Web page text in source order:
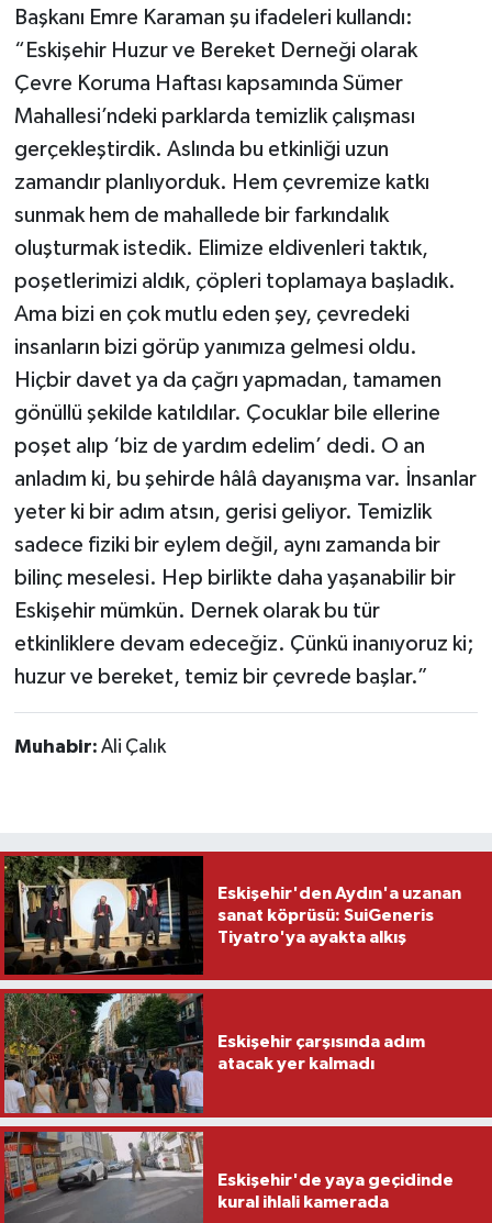
Başkanı Emre Karaman şu ifadeleri kullandı:
“Eskişehir Huzur ve Bereket Derneği olarak
Çevre Koruma Haftası kapsamında Sümer
Mahallesi’ndeki parklarda temizlik çalışması
gerçekleştirdik. Aslında bu etkinliği uzun
zamandır planlıyorduk. Hem çevremize katkı
sunmak hem de mahallede bir farkındalık
oluşturmak istedik. Elimize eldivenleri taktık,
poşetlerimizi aldık, çöpleri toplamaya başladık.
Ama bizi en çok mutlu eden şey, çevredeki
insanların bizi görüp yanımıza gelmesi oldu.
Hiçbir davet ya da çağrı yapmadan, tamamen
gönüllü şekilde katıldılar. Çocuklar bile ellerine
poşet alıp ‘biz de yardım edelim’ dedi. O an
anladım ki, bu şehirde hâlâ dayanışma var. İnsanlar
yeter ki bir adım atsın, gerisi geliyor. Temizlik
sadece fiziki bir eylem değil, aynı zamanda bir
bilinç meselesi. Hep birlikte daha yaşanabilir bir
Eskişehir mümkün. Dernek olarak bu tür
etkinliklere devam edeceğiz. Çünkü inanıyoruz ki;
huzur ve bereket, temiz bir çevrede başlar.”
Muhabir: Ali Çalık
Eskişehir'den Aydın'a uzanan
sanat köprüsü: SuiGeneris
Tiyatro'ya ayakta alkış
Eskişehir çarşısında adım
atacak yer kalmadı
Eskişehir'de yaya geçidinde
kural ihlali kamerada